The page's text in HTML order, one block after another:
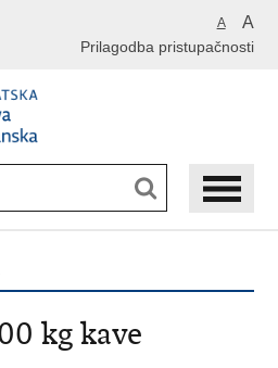
A A
Prilagodba pristupačnosti
kg kave